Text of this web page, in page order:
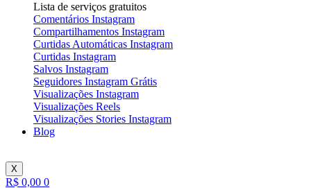
Lista de serviços gratuitos
Comentários Instagram
Compartilhamentos Instagram
Curtidas Automáticas Instagram
Curtidas Instagram
Salvos Instagram
Seguidores Instagram Grátis
Visualizações Instagram
Visualizações Reels
Visualizações Stories Instagram
Blog
X
R$ 0,00 0